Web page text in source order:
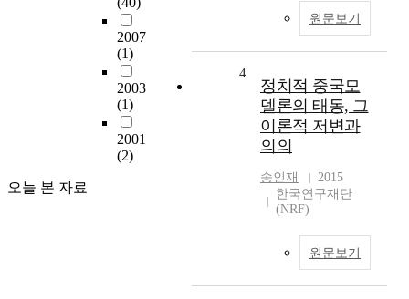
2007
(1)
2003
(1)
2001
(2)
오늘 본 자료
원문보기
4
정치적 중국모
델론의 태동, 그
이론적 저변과
의의
송인재
2015
한국연구재단
(NRF)
원문보기